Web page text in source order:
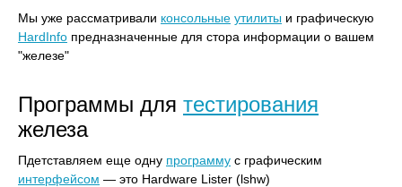
Мы уже рассматривали консольные утилиты и графическую
HardInfo предназначенные для стора информации о вашем
"железе"
Программы для тестирования
железа
Пдетставляем еще одну программу с графическим
интерфейсом — это Hardware Lister (lshw)